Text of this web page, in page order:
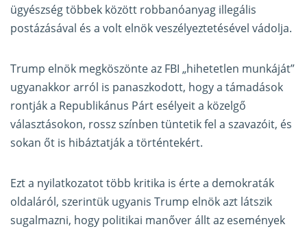
ügyészség többek között robbanóanyag illegális
postázásával és a volt elnök veszélyeztetésével vádolja.
Trump elnök megköszönte az FBI „hihetetlen munkáját”
ugyanakkor arról is panaszkodott, hogy a támadások
rontják a Republikánus Párt esélyeit a közelgő
választásokon, rossz színben tüntetik fel a szavazóit, és
sokan őt is hibáztatják a történtekért.
Ezt a nyilatkozatot több kritika is érte a demokraták
oldaláról, szerintük ugyanis Trump elnök azt látszik
sugalmazni, hogy politikai manőver állt az események